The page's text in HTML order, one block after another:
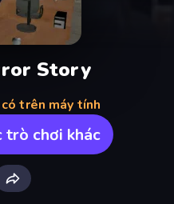
Story
trên máy tính
trò chơi khác